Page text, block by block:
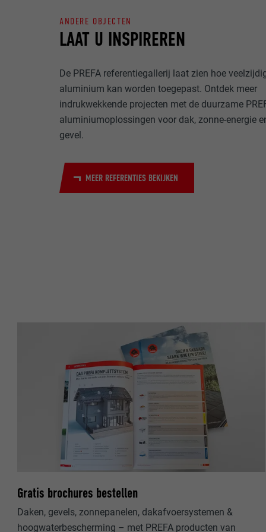
LAAT U INSPIREREN
ANDERE OBJECTEN
De PREFA referentiegallerij laat zien hoe
aluminium kan worden toegepast. Ontdek meer
indrukwekkende projecten met de duurzame
aluminiumoplossingen voor dak, zonne-energie
gevel.
MEER REFERENTIES BEKIJKEN
Gratis brochures bestellen
Daken, gevels, zonnepanelen, dakafvoersystemen &
hoogwaterbescherming – met PREFA producten van
NAAM
AANBIEDER
VERVALTIJD
DOEL
DOEL
NAAM
DOEL
MARKETING &
"Marketing &
gebruikt om
websites te
meer nodig
NAAM
DOEL
NAAM
VERVALTIJD